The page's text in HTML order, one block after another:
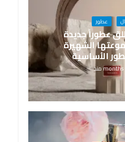
عطور
عطوراً جديدة
الشهيرة
الأساسية